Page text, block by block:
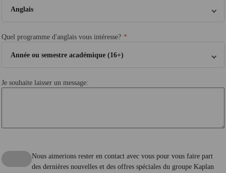
Anglais
Quel programme d'anglais vous intéresse?
Année ou semestre académique (16+)
Je souhaite laisser un message:
Nous aimerions rester en contact avec vous pour vous faire part
des dernières nouvelles et des offres spéciales du groupe Kaplan